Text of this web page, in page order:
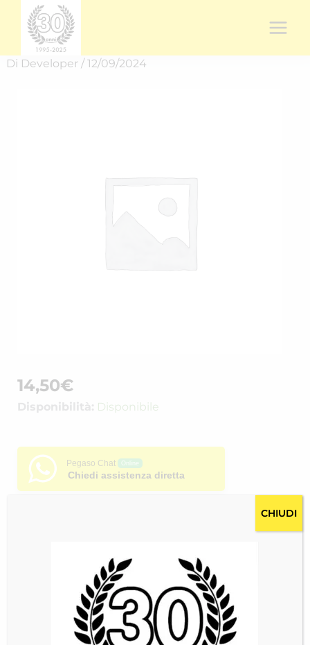
contenuto
Di Developer /12/09/2024
14,50€
Disponibilità: Disponibile
Pegaso Chat Online
Chiedi assistenza diretta
Pagamento sicuro garantito
CHIUDI